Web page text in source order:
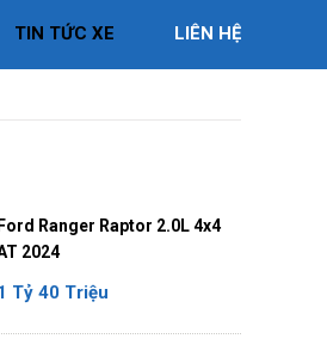
TIN TỨC XE LIÊN HỆ
Ford Ranger Raptor 2.0L 4x4
2024
Tỷ 40 Triệu